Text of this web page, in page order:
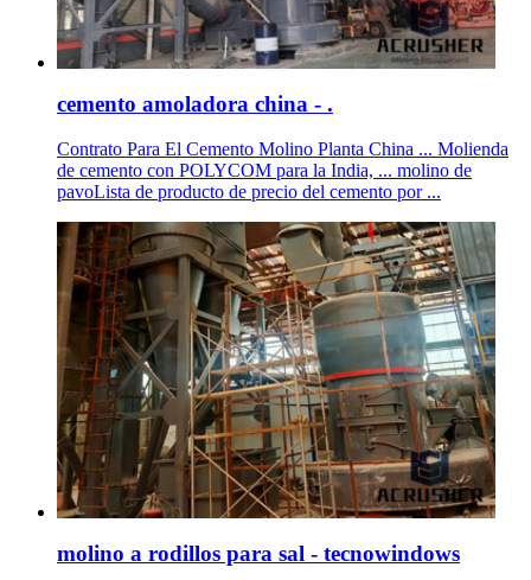
cemento amoladora china - .
Contrato Para El Cemento Molino Planta China ... Molienda
de cemento con POLYCOM para la India, ... molino de
pavoLista de producto de precio del cemento por ...
molino a rodillos para sal - tecnowindows